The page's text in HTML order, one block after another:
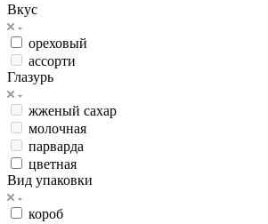
Вкус
ореховый
ассорти
Глазурь
жженый сахар
молочная
парварда
цветная
Вид упаковки
короб